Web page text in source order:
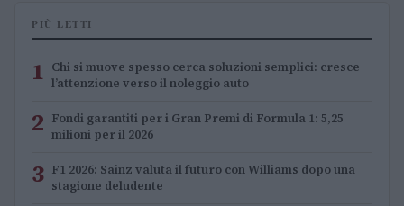
PIÙ LETTI
1 Chi si muove spesso cerca soluzioni semplici: cresce
l’attenzione verso il noleggio auto
2 Fondi garantiti per i Gran Premi di Formula 1: 5,25
milioni per il 2026
3 F1 2026: Sainz valuta il futuro con Williams dopo una
stagione deludente